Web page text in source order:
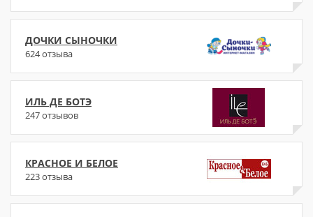
ДОЧКИ СЫНОЧКИ
624 отзыва
ИЛЬ ДЕ БОТЭ
247 отзывов
КРАСНОЕ И БЕЛОЕ
223 отзыва